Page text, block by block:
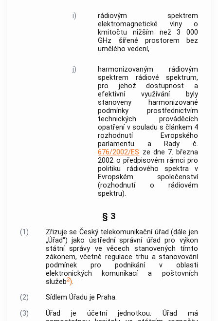
i)
rádiovým spektrem
elektromagnetické vlny o
kmitočtu nižším než 3 000
GHz šířené prostorem bez
umělého vedení,
j)
harmonizovaným rádiovým
spektrem
rádiové spektrum,
pro jehož dostupnost a
efektivní využívání byly
stanoveny harmonizované
podmínky prostřednictvím
technických prováděcích
opatření v souladu s článkem 4
rozhodnutí Evropského
parlamentu a Rady č.
676/2002/ES ze dne 7. března
2002 o předpisovém rámci pro
politiku rádiového spektra v
Evropském společenství
(rozhodnutí o rádiovém
spektru).
§ 3
(1)
Zřizuje se Český telekomunikační úřad (dále jen
„Úřad“) jako ústřední správní úřad pro výkon
státní správy ve věcech stanovených tímto
zákonem, včetně regulace trhu a stanovování
podmínek pro podnikání v oblasti
elektronických komunikací a poštovních
služeb2).
(2)
Sídlem Úřadu je Praha.
(3)
Úřad je účetní jednotkou. Úřad má